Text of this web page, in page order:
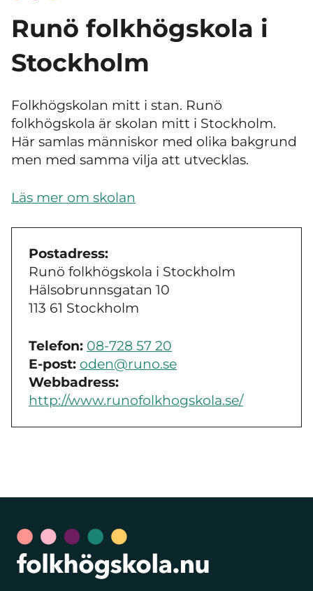
Runö folkhögskola i
Stockholm
Folkhögskolan mitt i stan. Runö
folkhögskola är skolan mitt i Stockholm.
Här samlas människor med olika bakgrund
men med samma vilja att utvecklas.
Läs mer om skolan
Postadress:
Runö folkhögskola i Stockholm
Hälsobrunnsgatan 10
113 61 Stockholm
Telefon: 08-728 57 20
E-post: oden@runo.se
Webbadress:
http://www.runofolkhogskola.se/